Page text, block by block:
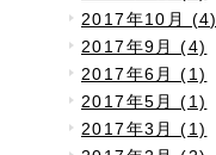
2017年10月 (4)
2017年9月 (4)
2017年6月 (1)
2017年5月 (1)
2017年3月 (1)